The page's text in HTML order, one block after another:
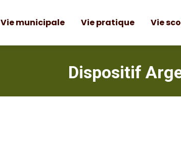
Vie municipale Vie pratique Vie
Dispositif
Vie municipale Vie pratique Vie